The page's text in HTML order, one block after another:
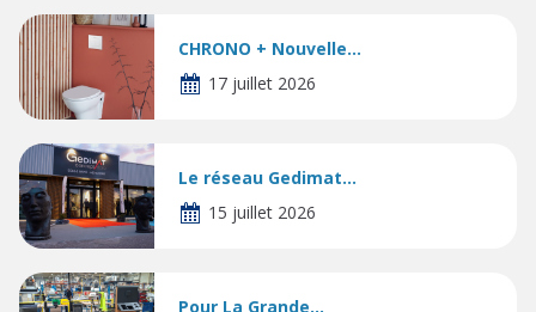
CHRONO + Nouvelle...
17 juillet 2026
Le réseau Gedimat...
15 juillet 2026
Pour La Grande...